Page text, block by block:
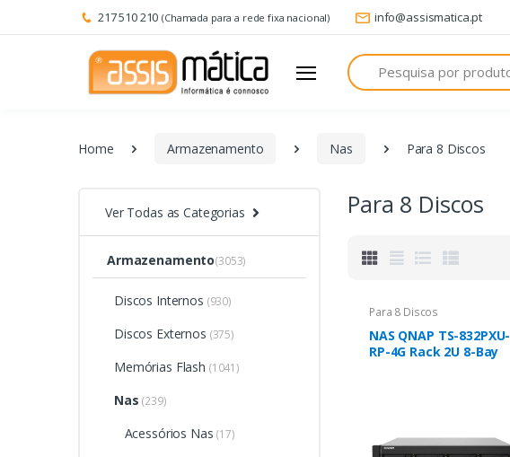
217 510 210 (Chamada para a rede fixa nacional) info@assismatica.pt
Pesquisa
Home Armazenamento Nas Para 8 Discos
Ver Todas as Categorias
Armazenamento(3053)
Discos Internos (930)
Discos Externos (375)
Memórias Flash (1041)
Nas (239)
Acessórios Nas (17)
Para 8 Discos
Para 8 Discos
NAS QNAP TS-832PXU-
RP-4G Rack 2U 8-Bay